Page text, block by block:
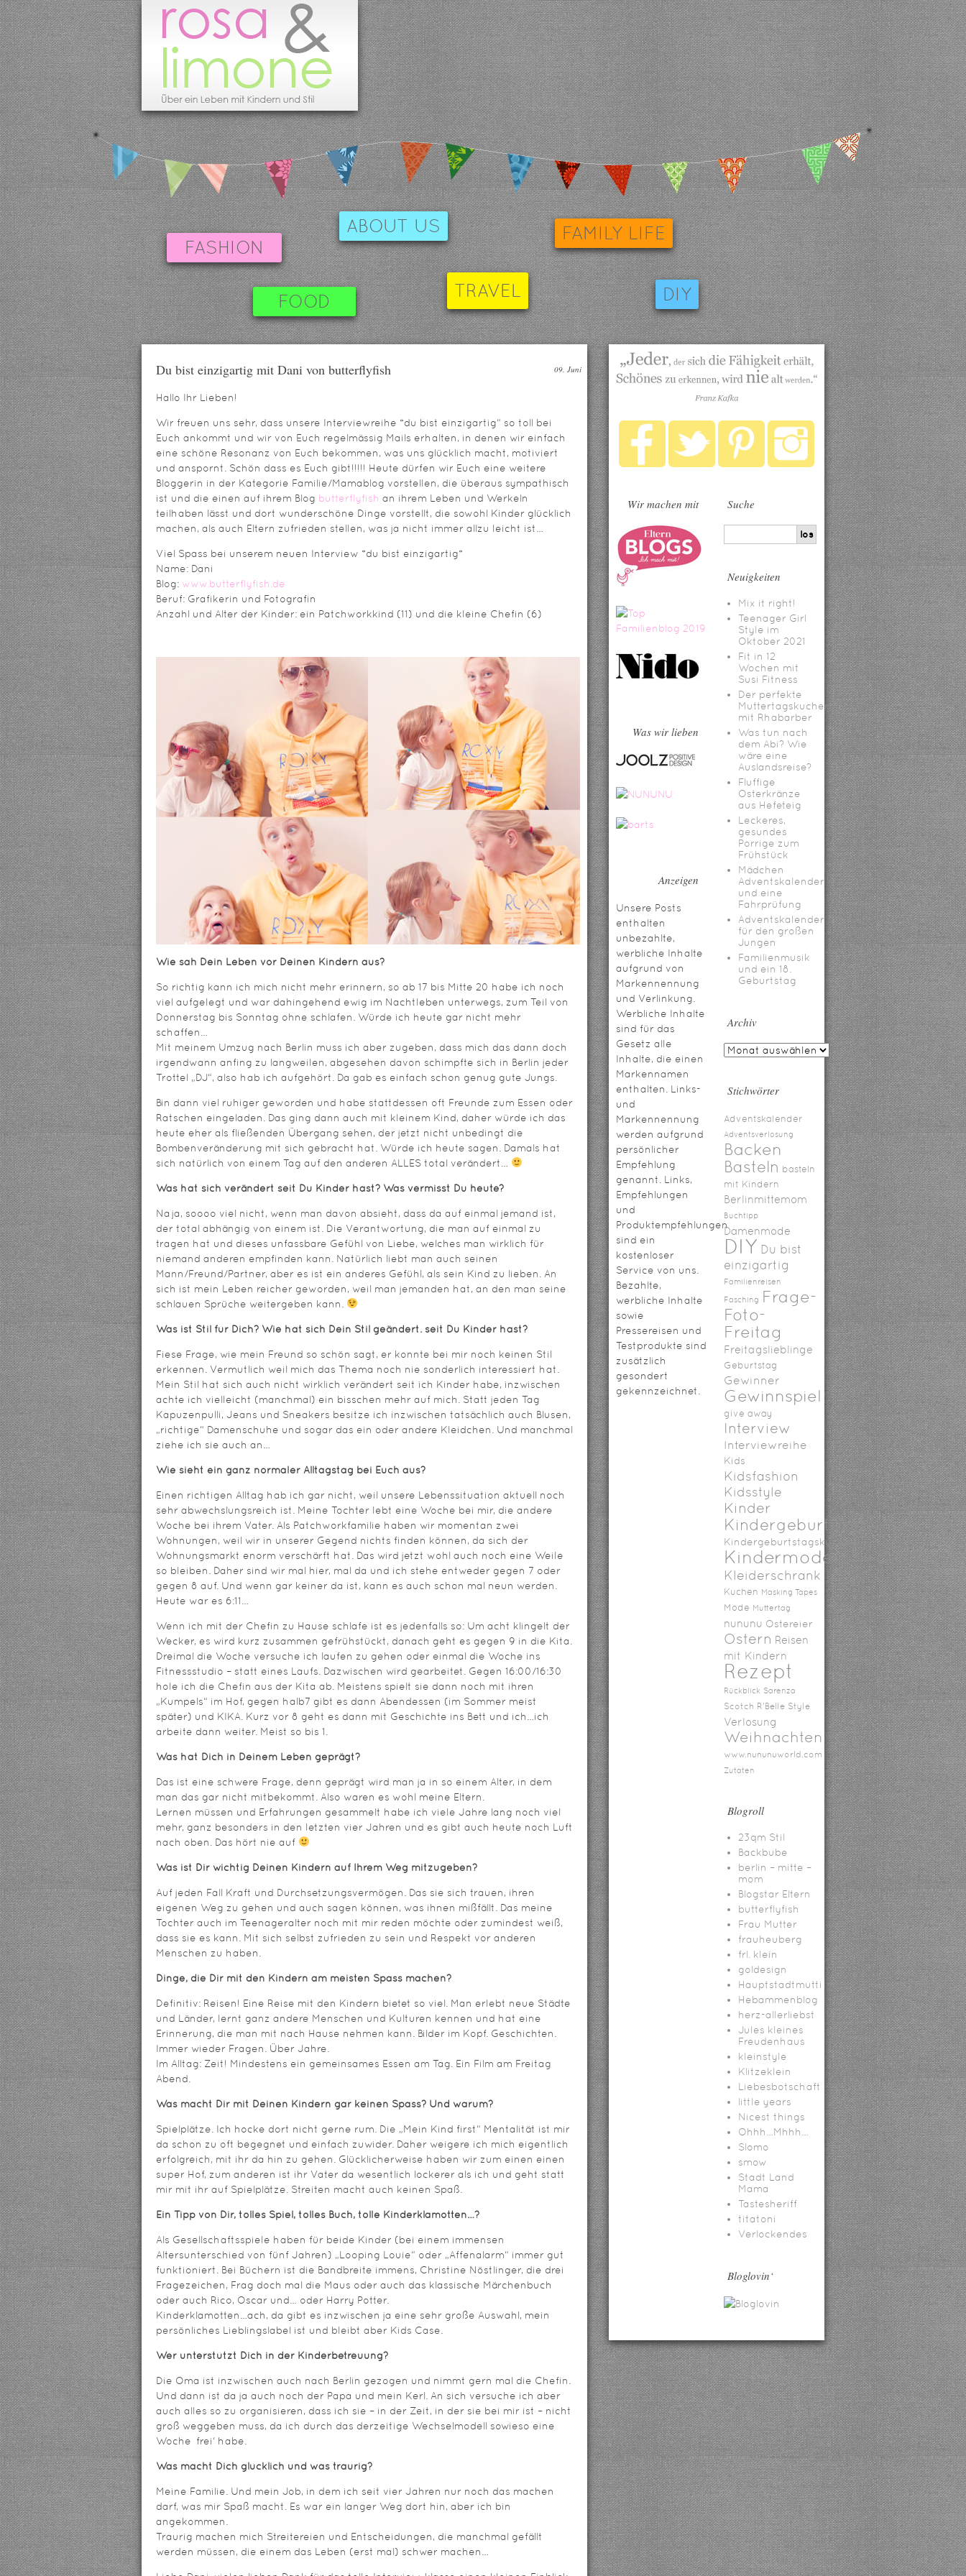
FASHION
FOOD
TRAVEL DIY
ABOUT US FAMILY LIFE
Du bist einzigartig mit Dani von butterflyfish 09. Juni
Hallo Ihr Lieben!
Wir freuen uns sehr, dass unsere Interviewreihe *du bist einzigartig“ so toll bei
Euch ankommt und wir von Euch regelmässig Mails erhalten, in denen wir einfach
eine schöne Resonanz von Euch bekommen, was uns glücklich macht, motiviert
und anspornt. Schön dass es Euch gibt!!!!! Heute dürfen wir Euch eine weitere
Bloggerin in der Kategorie Familie/Mamablog vorstellen, die überaus sympathisch
ist und die einen auf ihrem Blog butterflyfish an ihrem Leben und Werkeln
teilhaben lässt und dort wunderschöne Dinge vorstellt, die sowohl Kinder glücklich
machen, als auch Eltern zufrieden stellen, was ja nicht immer allzu leicht ist…
Viel Spass bei unserem neuen Interview *du bist einzigartig*
Name: Dani
Blog: www.butterflyfish.de
Beruf: Grafikerin und Fotografin
Anzahl und Alter der Kinder: ein Patchworkkind (11) und die kleine Chefin (6)
Wie sah Dein Leben vor Deinen Kindern aus?
So richtig kann ich mich nicht mehr erinnern, so ab 17 bis Mitte 20 habe ich noch
viel aufgelegt und war dahingehend ewig im Nachtleben unterwegs, zum Teil von
Donnerstag bis Sonntag ohne schlafen. Würde ich heute gar nicht mehr
schaffen…
Mit meinem Umzug nach Berlin muss ich aber zugeben, dass mich das dann doch
irgendwann anfing zu langweilen, abgesehen davon schimpfte sich in Berlin jeder
Trottel „DJ“, also hab ich aufgehört. Da gab es einfach schon genug gute Jungs.
Bin dann viel ruhiger geworden und habe stattdessen oft Freunde zum Essen oder
Ratschen eingeladen. Das ging dann auch mit kleinem Kind, daher würde ich das
heute eher als fließenden Übergang sehen, der jetzt nicht unbedingt die
Bombenveränderung mit sich gebracht hat. Würde ich heute sagen. Damals hat
sich natürlich von einem Tag auf den anderen ALLES total verändert…
Was hat sich verändert seit Du Kinder hast? Was vermisst Du heute?
Naja, soooo viel nicht, wenn man davon absieht, dass da auf einmal jemand ist,
der total abhängig von einem ist. Die Verantwortung, die man auf einmal zu
tragen hat und dieses unfassbare Gefühl von Liebe, welches man wirklich für
niemand anderen empfinden kann. Natürlich liebt man auch seinen
Mann/Freund/Partner, aber es ist ein anderes Gefühl, als sein Kind zu lieben. An
sich ist mein Leben reicher geworden, weil man jemanden hat, an den man seine
schlauen Sprüche weitergeben kann.
Was ist Stil für Dich? Wie hat sich Dein Stil geändert. seit Du Kinder hast?
Fiese Frage, wie mein Freund so schön sagt, er konnte bei mir noch keinen Stil
erkennen. Vermutlich weil mich das Thema noch nie sonderlich interessiert hat.
Mein Stil hat sich auch nicht wirklich verändert seit ich Kinder habe, inzwischen
achte ich vielleicht (manchmal) ein bisschen mehr auf mich. Statt jeden Tag
Kapuzenpulli, Jeans und Sneakers besitze ich inzwischen tatsächlich auch Blusen,
„richtige“ Damenschuhe und sogar das ein oder andere Kleidchen. Und manchmal
ziehe ich sie auch an…
Wie sieht ein ganz normaler Alltagstag bei Euch aus?
Einen richtigen Alltag hab ich gar nicht, weil unsere Lebenssituation aktuell noch
sehr abwechslungsreich ist. Meine Tochter lebt eine Woche bei mir, die andere
Woche bei ihrem Vater. Als Patchworkfamilie haben wir momentan zwei
Wohnungen, weil wir in unserer Gegend nichts finden können, da sich der
Wohnungsmarkt enorm verschärft hat. Das wird jetzt wohl auch noch eine Weile
so bleiben. Daher sind wir mal hier, mal da und ich stehe entweder gegen 7 oder
gegen 8 auf. Und wenn gar keiner da ist, kann es auch schon mal neun werden.
Heute war es 6:11…
Wenn ich mit der Chefin zu Hause schlafe ist es jedenfalls so: Um acht klingelt der
Wecker, es wird kurz zusammen gefrühstückt, danach geht es gegen 9 in die Kita.
Dreimal die Woche versuche ich laufen zu gehen oder einmal die Woche ins
Fitnessstudio – statt eines Laufs. Dazwischen wird gearbeitet. Gegen 16:00/16:30
hole ich die Chefin aus der Kita ab. Meistens spielt sie dann noch mit ihren
„Kumpels“ im Hof, gegen halb7 gibt es dann Abendessen (im Sommer meist
später) und KIKA. Kurz vor 8 geht es dann mit Geschichte ins Bett und ich…ich
arbeite dann weiter. Meist so bis 1.
Was hat Dich in Deinem Leben geprägt?
Das ist eine schwere Frage, denn geprägt wird man ja in so einem Alter, in dem
man das gar nicht mitbekommt. Also waren es wohl meine Eltern.
Lernen müssen und Erfahrungen gesammelt habe ich viele Jahre lang noch viel
mehr, ganz besonders in den letzten vier Jahren und es gibt auch heute noch Luft
nach oben. Das hört nie auf
Was ist Dir wichtig Deinen Kindern auf Ihrem Weg mitzugeben?
Auf jeden Fall Kraft und Durchsetzungsvermögen. Das sie sich trauen, ihren
eigenen Weg zu gehen und auch sagen können, was ihnen mißfällt. Das meine
Tochter auch im Teenageralter noch mit mir reden möchte oder zumindest weiß,
dass sie es kann. Mit sich selbst zufrieden zu sein und Respekt vor anderen
Menschen zu haben.
Dinge, die Dir mit den Kindern am meisten Spass machen?
Definitiv: Reisen! Eine Reise mit den Kindern bietet so viel. Man erlebt neue Städte
und Länder, lernt ganz andere Menschen und Kulturen kennen und hat eine
Erinnerung, die man mit nach Hause nehmen kann. Bilder im Kopf. Geschichten.
Immer wieder Fragen. Über Jahre.
Im Alltag: Zeit! Mindestens ein gemeinsames Essen am Tag. Ein Film am Freitag
Abend.
Was macht Dir mit Deinen Kindern gar keinen Spass? Und warum?
Spielplätze. Ich hocke dort nicht gerne rum. Die „Mein Kind first“ Mentalität ist mir
da schon zu oft begegnet und einfach zuwider. Daher weigere ich mich eigentlich
erfolgreich, mit ihr da hin zu gehen. Glücklicherweise haben wir zum einen einen
super Hof, zum anderen ist ihr Vater da wesentlich lockerer als ich und geht statt
mir mit ihr auf Spielplätze. Streiten macht auch keinen Spaß.
Ein Tipp von Dir, tolles Spiel, tolles Buch, tolle Kinderklamotten…?
Als Gesellschaftsspiele haben für beide Kinder (bei einem immensen
Altersunterschied von fünf Jahren) „Looping Louie“ oder „Affenalarm“ immer gut
funktioniert. Bei Büchern ist die Bandbreite immens, Christine Nöstlinger, die drei
Fragezeichen, Frag doch mal die Maus oder auch das klassische Märchenbuch
oder auch Rico, Oscar und… oder Harry Potter.
Kinderklamotten…ach, da gibt es inzwischen ja eine sehr große Auswahl, mein
persönliches Lieblingslabel ist und bleibt aber Kids Case.
Wer unterstützt Dich in der Kinderbetreuung?
Die Oma ist inzwischen auch nach Berlin gezogen und nimmt gern mal die Chefin.
Und dann ist da ja auch noch der Papa und mein Kerl. An sich versuche ich aber
auch alles so zu organisieren, dass ich sie – in der Zeit, in der sie bei mir ist – nicht
groß weggeben muss, da ich durch das derzeitige Wechselmodell sowieso eine
Woche ‚frei‘ habe.
Was macht Dich glücklich und was traurig?
Meine Familie. Und mein Job, in dem ich seit vier Jahren nur noch das machen
darf, was mir Spaß macht. Es war ein langer Weg dort hin, aber ich bin
angekommen.
Traurig machen mich Streitereien und Entscheidungen, die manchmal gefällt
werden müssen, die einem das Leben (erst mal) schwer machen…
Wir machen mit
Was wir lieben
Anzeigen
Unsere Posts
enthalten
unbezahlte,
werbliche Inhalte
aufgrund von
Markennennung
und Verlinkung.
Werbliche Inhalte
sind für das
Gesetz alle
Inhalte, die einen
Markennamen
enthalten. Links-
und
Markennennung
werden aufgrund
persönlicher
Empfehlung
genannt. Links,
Empfehlungen
und
Produktempfehlungen
sind ein
kostenloser
Service von uns.
Bezahlte,
werbliche Inhalte
sowie
Pressereisen und
Testprodukte sind
zusätzlich
gesondert
gekennzeichnet.
Suche
Neuigkeiten
Mix it right!
Teenager Girl
Style im
Oktober 2021
Fit in 12
Wochen mit
Susi Fitness
Der perfekte
Muttertagskuchen
mit Rhabarber
Was tun nach
dem Abi? Wie
wäre eine
Auslandsreise?
Fluffige
Osterkränze
aus Hefeteig
Leckeres,
gesundes
Porrige zum
Frühstück
Mädchen
Adventskalender
und eine
Fahrprüfung
Adventskalender
für den großen
Jungen
Familienmusik
und ein 18.
Geburtstag
Archiv
Stichwörter
Adventskalender
Adventsverlosung
Backen
Basteln basteln
mit Kindern
Berlinmittemom
Buchtipp
Damenmode
DIY Du bist
einzigartig
Familienreisen
Fasching Frage-
Foto-
Freitag
Freitagslieblinge
Geburtstag
Gewinner
Gewinnspiel
give away
Interview
Interviewreihe
Kids
Kidsfashion
Kidsstyle
Kinder
Kindergeburtstag
Kindergeburtstagskuchen
Kindermode
Kleiderschrank
Kuchen Masking Tapes
Mode Muttertag
nununu Ostereier
Ostern Reisen
mit Kindern
Rezept
Rückblick Sarenza
Scotch R'Belle Style
Verlosung
Weihnachten
www.nununuworld.com
Zutaten
Blogroll
23qm Stil
Backbube
berlin – mitte –
mom
Blogstar Eltern
butterflyfish
Frau Mutter
frauheuberg
frl. klein
goldesign
Hauptstadtmutti
Hebammenblog
herz-allerliebst
Jules kleines
Freudenhaus
kleinstyle
Klitzeklein
Liebesbotschaft
little years
Nicest things
Ohhh…Mhhh…
Slomo
smow
Stadt Land
Mama
Tastesheriff
titatoni
Verlockendes
Bloglovin‘